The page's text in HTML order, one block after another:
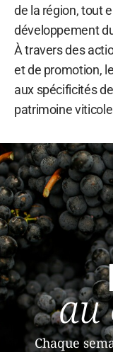
de la région, tout
développement
À travers des
et de promotion,
aux spécificités
patrimoine
au
Chaque